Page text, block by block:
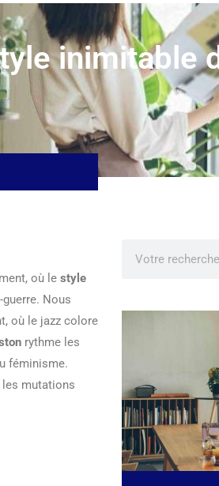
inimitable
où le style
Nous
où le jazz colore
rythme les
féminisme.
mutations